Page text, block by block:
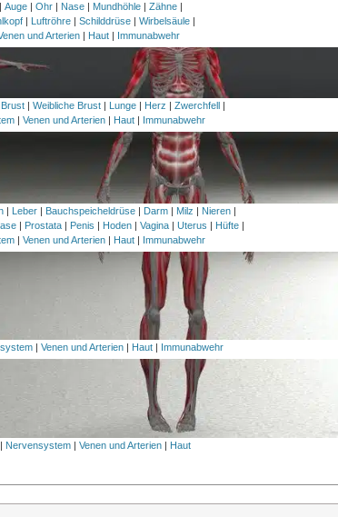
|Auge |Ohr Nase Mundhöhle |Zähne
Luftröhre |Schilddrüse |Wirbelsäule
und Arterien| Haut| Immunabwehr
|Weibliche Brust | Lunge | Herz |Zwerchfell |
| Venen und Arterien| Haut| Immunabwehr
| Leber | Bauchspeicheldrüse | Darm | Milz | Nieren |
| Prostata | Penis | Hoden |Vagina |Uterus | Hüfte |
| Venen und Arterien| Haut| Immunabwehr
| Venen und Arterien| Haut| Immunabwehr
Nervensystem |Venen und Arterien Haut